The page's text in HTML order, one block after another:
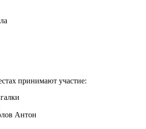
принимают участие:
Антон